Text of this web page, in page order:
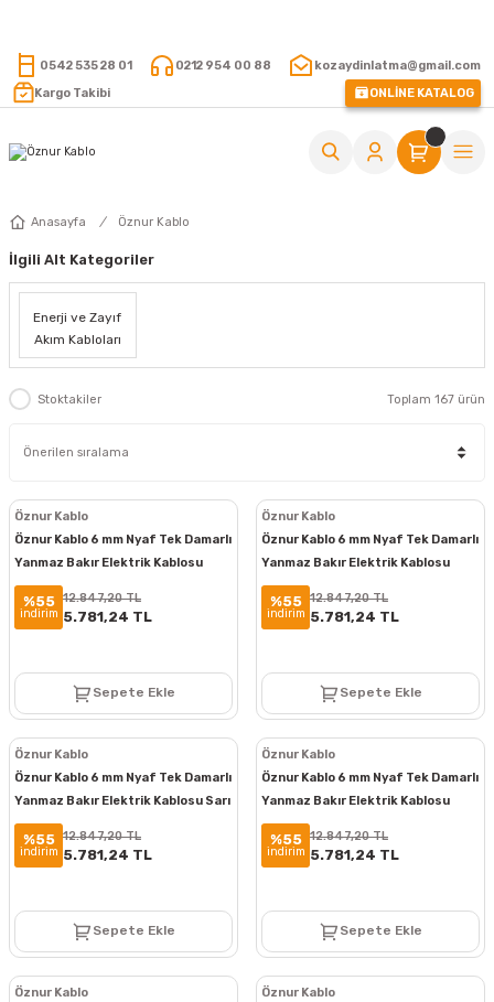
0542 535 28 01 0212 954 00 88
kozaydinlatma@gmail.com
Kargo Takibi
ONLİNE KATALOG
Anasayfa Öznur Kablo
İlgili Alt Kategoriler
Enerji ve Zayıf
Akım Kabloları
Stoktakiler Toplam 167 ürün
Öznur Kablo
Öznur Kablo 6 mm Nyaf Tek Damarlı
Yanmaz Bakır Elektrik Kablosu
Mavi 100 Metre
%55
indirim
12.847,20 TL
5.781,24 TL
Sepete Ekle
Öznur Kablo
Öznur Kablo 6 mm Nyaf Tek Damarlı
Yanmaz Bakır Elektrik Kablosu
Kırmızı 100 Metre
%55
indirim
12.847,20 TL
5.781,24 TL
Sepete Ekle
Öznur Kablo
Öznur Kablo 6 mm Nyaf Tek Damarlı
Yanmaz Bakır Elektrik Kablosu Sarı
Yeşil 100 Metre
%55
indirim
12.847,20 TL
5.781,24 TL
Sepete Ekle
Öznur Kablo
Öznur Kablo 6 mm Nyaf Tek Damarlı
Yanmaz Bakır Elektrik Kablosu
Kahverengi 100 Metre
%55
indirim
12.847,20 TL
5.781,24 TL
Sepete Ekle
Öznur Kablo
Öznur Kablo